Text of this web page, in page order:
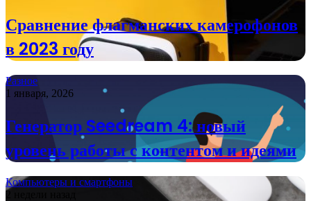
Сравнение флагманских камерофонов
в 2023 году
Разное
1 января, 2026
Генератор Seedream 4: новый
уровень работы с контентом и идеями
Компьютеры и смартфоны
2 недели назад